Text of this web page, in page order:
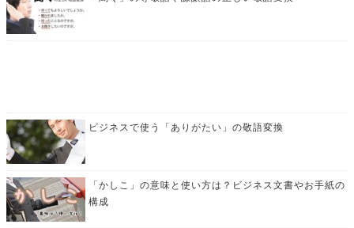
ビジネスで使う「ありがたい」の敬語変換
「かしこ」の意味と使い方は？ビジネス文書やお手紙の
構成